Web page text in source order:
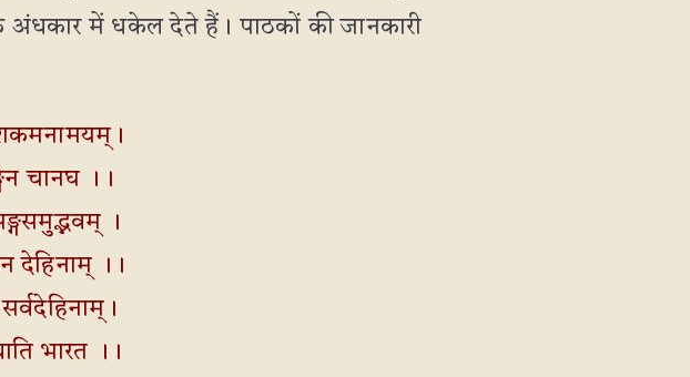
में धकेल देते हैं। पाठकों की जानकारी
चानघ ।।
।
देहिनाम् ।।
भारत ।।